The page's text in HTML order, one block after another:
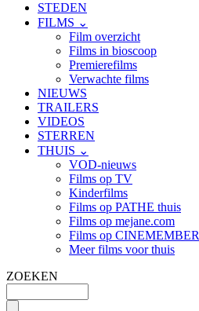
STEDEN
FILMS ⌄
Film overzicht
Films in bioscoop
Premierefilms
Verwachte films
NIEUWS
TRAILERS
VIDEOS
STERREN
THUIS ⌄
VOD-nieuws
Films op TV
Kinderfilms
Films op PATHE thuis
Films op mejane.com
Films op CINEMEMBER
Meer films voor thuis
ZOEKEN